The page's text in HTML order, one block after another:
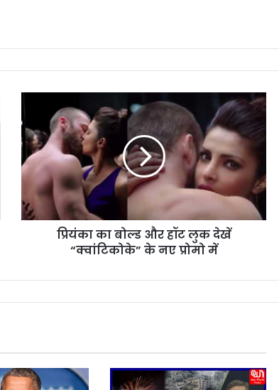
का
का
बो
ल्ड
र
हॉ
दे
को
के
”
प्रियंका का बोल्ड और हॉट लुक देखें
“क्वांटिकोके” के नए प्रोमो में